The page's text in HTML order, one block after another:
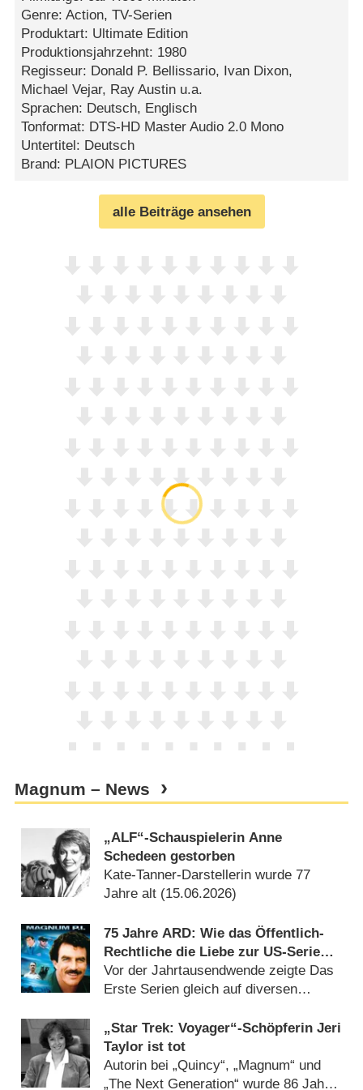
Genre: Action, TV-Serien
Produktart: Ultimate Edition
Produktionsjahrzehnt: 1980
Regisseur: Donald P. Bellissario, Ivan Dixon,
Michael Vejar, Ray Austin u.a.
Sprachen: Deutsch, Englisch
Tonformat: DTS-HD Master Audio 2.0 Mono
Untertitel: Deutsch
Brand: PLAION PICTURES
alle Beiträge ansehen
Magnum – News
„ALF“-Schauspielerin Anne
Schedeen gestorben
Kate-Tanner-Darstellerin wurde 77
Jahre alt (15.06.2026)
75 Jahre ARD: Wie das Öffentlich-
Rechtliche die Liebe zur US-Serie
pflanzte
Vor der Jahrtausendwende zeigte Das
Erste Serien gleich auf diversen
„Star Trek: Voyager“-Schöpferin Jeri
Taylor ist tot
Autorin bei „Quincy“, „Magnum“ und
„The Next Generation“ wurde 86 Jahre